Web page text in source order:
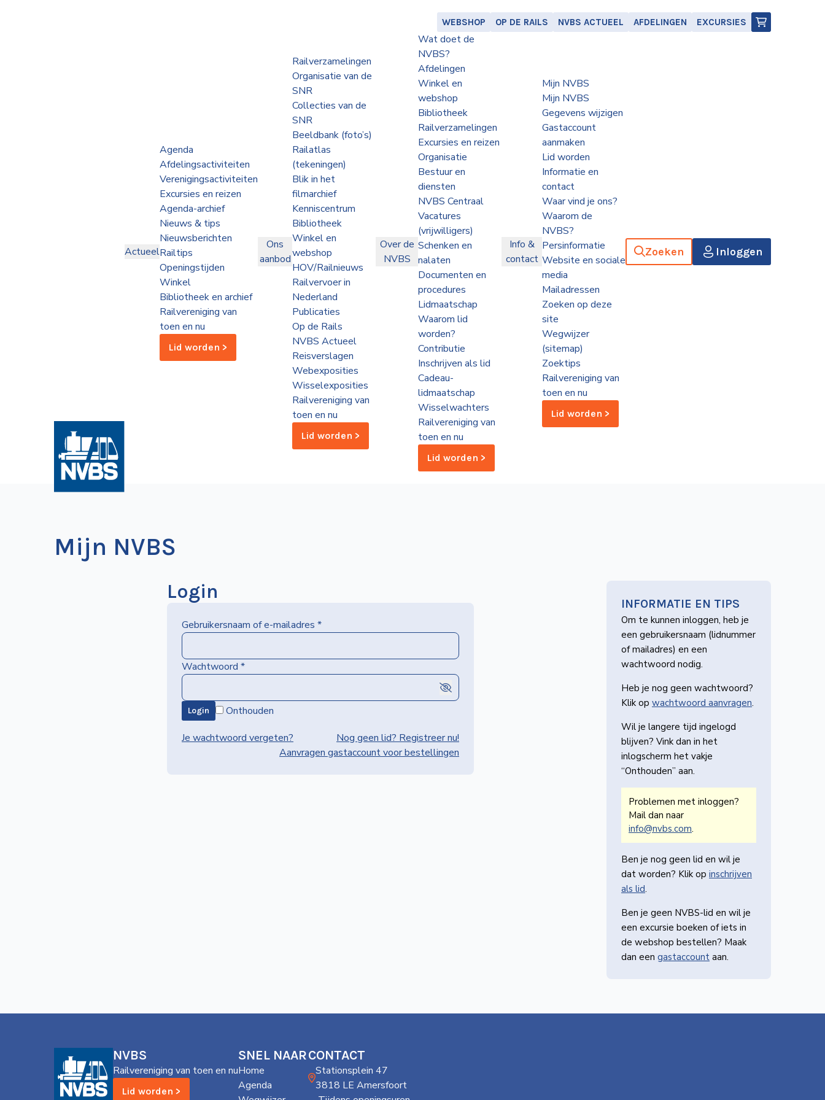
WEBSHOP OP DE RAILS NVBS ACTUEEL AFDELINGEN EXCURSIES
Actueel
Agenda
Afdelingsactiviteiten
Verenigingsactiviteiten
Excursies en reizen
Agenda-archief
Nieuws & tips
Nieuwsberichten
Railtips
Openingstijden
Winkel
Bibliotheek en archief
Railvereniging van
toen en nu
Lid worden >
Ons
aanbod
Railverzamelingen
Organisatie van de
SNR
Collecties van de
SNR
Beeldbank (foto’s)
Railatlas
(tekeningen)
Blik in het
filmarchief
Kenniscentrum
Bibliotheek
Winkel en
webshop
HOV/Railnieuws
Railvervoer in
Nederland
Publicaties
Op de Rails
NVBS Actueel
Reisverslagen
Webexposities
Wisselexposities
Railvereniging van
toen en nu
Lid worden >
Over de
NVBS
Wat doet de
NVBS?
Afdelingen
Winkel en
webshop
Bibliotheek
Railverzamelingen
Excursies en reizen
Organisatie
Bestuur en
diensten
NVBS Centraal
Vacatures
(vrijwilligers)
Schenken en
nalaten
Documenten en
procedures
Lidmaatschap
Waarom lid
worden?
Contributie
Inschrijven als lid
Cadeau-
lidmaatschap
Wisselwachters
Railvereniging van
toen en nu
Lid worden >
Info &
contact
Mijn NVBS
Mijn NVBS
Gegevens wijzigen
Gastaccount
aanmaken
Lid worden
Informatie en
contact
Waar vind je ons?
Waarom de
NVBS?
Persinformatie
Website en sociale
media
Mailadressen
Zoeken op deze
site
Wegwijzer
(sitemap)
Zoektips
Railvereniging van
toen en nu
Lid worden >
Zoeken Inloggen
Mijn NVBS
Login
Gebruikersnaam of e-mailadres *
Wachtwoord *
Login
Onthouden
Je wachtwoord vergeten?
Nog geen lid? Registreer nu!
Aanvragen gastaccount voor bestellingen
INFORMATIE EN TIPS
Om te kunnen inloggen, heb je
een gebruikers­naam (lidnummer
of mailadres) en een
wachtwoord nodig.
Heb je nog geen wachtwoord?
Klik op wachtwoord aanvragen.
Wil je langere tijd ingelogd
blijven? Vink dan in het
inlogscherm het vakje
“Onthouden” aan.
Problemen met inloggen?
Mail dan naar
info@nvbs.com.
Ben je nog geen lid en wil je
dat worden? Klik op inschrijven
als lid.
Ben je geen NVBS-lid en wil je
een excursie boeken of iets in
de webshop bestellen? Maak
dan een gastaccount aan.
NVBS
Railvereniging van toen en nu
Lid worden >
SNEL NAAR
Home
Agenda
CONTACT
Stationsplein 47
3818 LE Amersfoort